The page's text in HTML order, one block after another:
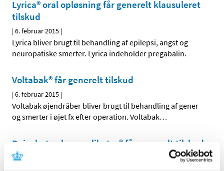
Lyrica® oral opløsning får generelt klausuleret
tilskud
|6. februar 2015 |
Lyrica bliver brugt til behandling af epilepsi, angst og
neuropatiske smerter. Lyrica indeholder pregabalin.
Voltabak® får generelt tilskud
|6. februar 2015 |
Voltabak øjendråber bliver brugt til behandling af gener
og smerter i øjet fx efter operation. Voltabak…
Daivobet gel m applikator® får generelt tilskud
|28. januar 2015